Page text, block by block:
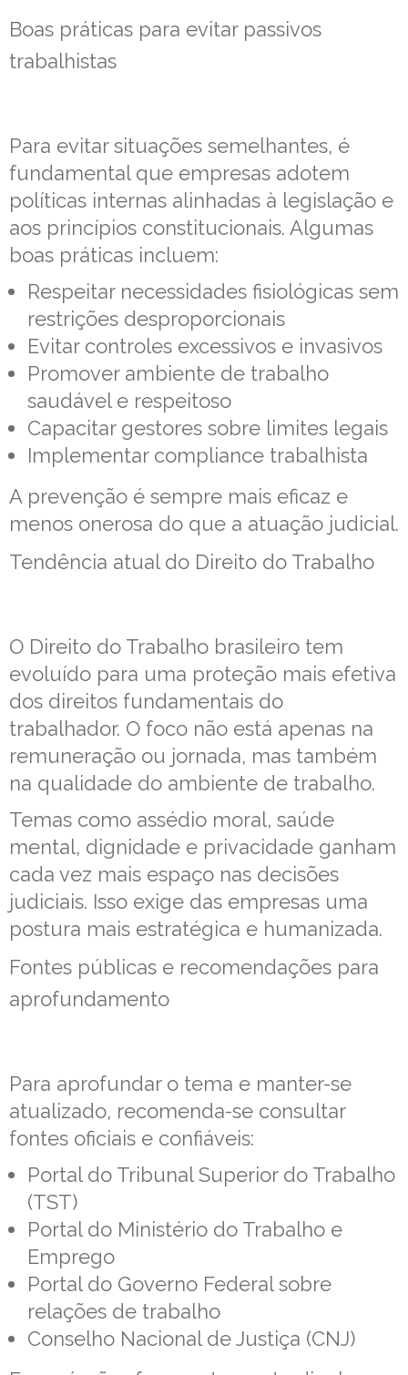
Boas práticas para evitar passivos
trabalhistas
Para evitar situações semelhantes, é
fundamental que empresas adotem
políticas internas alinhadas à legislação e
aos princípios constitucionais. Algumas
boas práticas incluem:
Respeitar necessidades fisiológicas sem
restrições desproporcionais
Evitar controles excessivos e invasivos
Promover ambiente de trabalho
saudável e respeitoso
Capacitar gestores sobre limites legais
Implementar compliance trabalhista
A prevenção é sempre mais eficaz e
menos onerosa do que a atuação judicial.
Tendência atual do Direito do Trabalho
O Direito do Trabalho brasileiro tem
evoluído para uma proteção mais efetiva
dos direitos fundamentais do
trabalhador. O foco não está apenas na
remuneração ou jornada, mas também
na qualidade do ambiente de trabalho.
Temas como assédio moral, saúde
mental, dignidade e privacidade ganham
cada vez mais espaço nas decisões
judiciais. Isso exige das empresas uma
postura mais estratégica e humanizada.
Fontes públicas e recomendações para
aprofundamento
Para aprofundar o tema e manter-se
atualizado, recomenda-se consultar
fontes oficiais e confiáveis:
Portal do Tribunal Superior do Trabalho
(TST)
Portal do Ministério do Trabalho e
Emprego
Portal do Governo Federal sobre
relações de trabalho
Conselho Nacional de Justiça (CNJ)